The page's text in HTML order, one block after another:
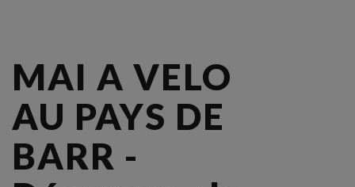
MAI A VELO
AU PAYS DE
BARR -